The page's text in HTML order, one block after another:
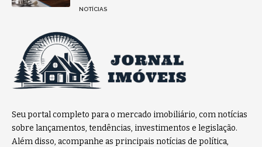
NOTÍCIAS
Seu portal completo para o mercado imobiliário, com notícias
sobre lançamentos, tendências, investimentos e legislação.
Além disso, acompanhe as principais notícias de política,